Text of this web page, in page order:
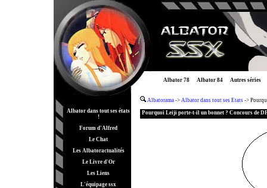
Albator 78 Albator 84 Autres séries
Albator dans tout ses états
!
Forum d'Alfred
Le Chat
Les Albatoractualités
Le Livre d'Or
Les Liens
L'équipage ssx
Albatorama -> Albator dans tout ses Etats ->
Pourquoi Leiji porte-t-il un bonnet ? Concours de